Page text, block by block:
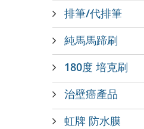
排筆/代排筆
純馬馬蹄刷
180度 培克刷
治壁癌產品
虹牌 防水膜